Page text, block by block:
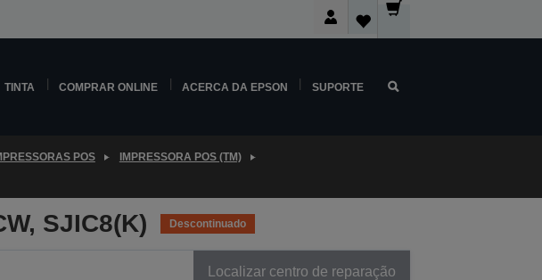
TINTA COMPRAR ONLINE ACERCA DA EPSON SUPORTE
POS IMPRESSORA POS (TM)
SJIC8(K) Descontinuado
Localizar centro de reparação